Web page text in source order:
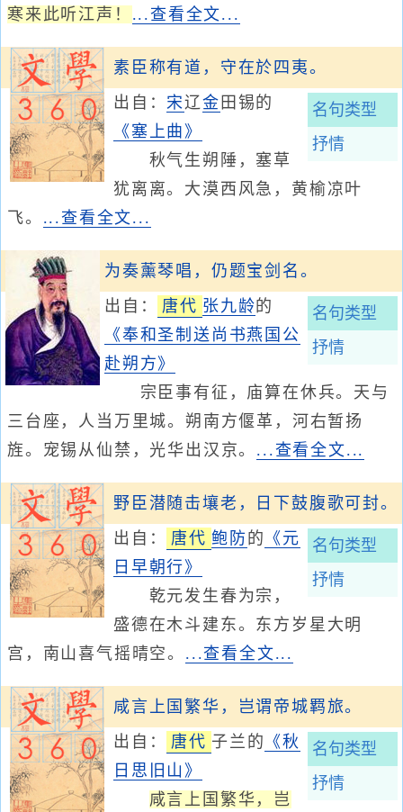
寒来此听江声！ ...查看全文...
素臣称有道，守在於四夷。
名句类型
抒情
出自：宋辽金 田锡的
《塞上曲》
秋气生朔陲，塞草
犹离离。大漠西风急，黄榆凉叶
飞。 ...查看全文...
为奏薰琴唱，仍题宝剑名。
名句类型
抒情
出自： 唐代 张九龄的
《奉和圣制送尚书燕国公
赴朔方》
宗臣事有征，庙算在休兵。天与
三台座，人当万里城。朔南方偃革，河右暂扬
旌。宠锡从仙禁，光华出汉京。 ...查看全文...
野臣潜随击壤老，日下鼓腹歌可封。
名句类型
抒情
出自： 唐代 鲍防 的 《元
日早朝行》
乾元发生春为宗，
盛德在木斗建东。东方岁星大明
宫，南山喜气摇晴空。 ...查看全文...
咸言上国繁华，岂谓帝城羁旅。
名句类型
抒情
出自： 唐代 子兰的 《秋
日思旧山》
咸言上国繁华，岂